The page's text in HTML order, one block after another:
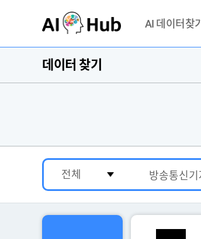
AI 데이터찾기
기관 제공 데이터
데이터 찾기